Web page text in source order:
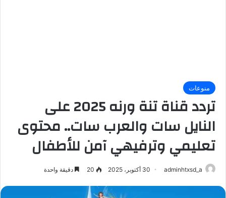
منوعات
تردد قناة تنة ورنه 2025 على
النايل سات والعرب سات.. محتوى
تعليمي وترفيهي آمن للأطفال
adminhtxsd_a 30 أكتوبر، 2025 20 دقيقة واحدة